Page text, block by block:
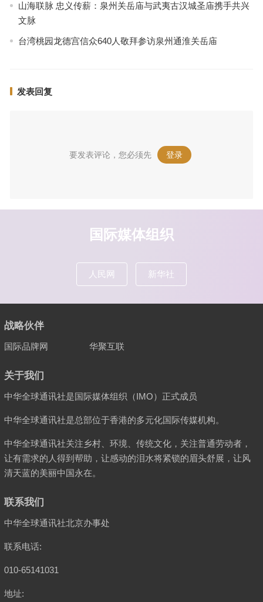
山海联脉 忠义传薪：泉州关岳庙与武夷古汉城圣庙携手共兴
文脉
台湾桃园龙德宫信众640人敬拜参访泉州通淮关岳庙
发表回复
要发表评论，您必须先 登录 。
国际媒体组织
人民网 新华社
战略伙伴
国际品牌网 华聚互联
关于我们
中华全球通讯社是国际媒体组织（IMO）正式成员
中华全球通讯社是总部位于香港的多元化国际传媒机构。
中华全球通讯社关注乡村、环境、传统文化，关注普通劳动者，
让有需求的人得到帮助，让感动的泪水将紧锁的眉头舒展，让风
清天蓝的美丽中国永在。
联系我们
中华全球通讯社北京办事处
联系电话:
010-65141031
地址: